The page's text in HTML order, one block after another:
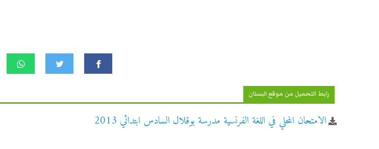
رابط التحميل من موقع البستان
الامتحان المحلي في اللغة الفرنسية مدرسة بوقلال السادس ابتدائي 2013